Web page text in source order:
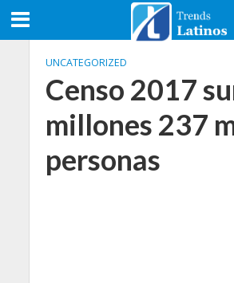
UNCATEGORIZED
Censo 2017
millones 237
personas